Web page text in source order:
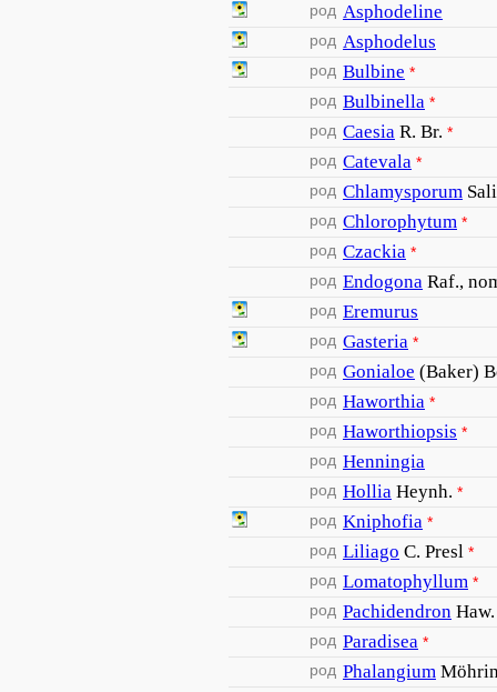
род Asphodeline
род Asphodelus
род Bulbine *
род Bulbinella *
род Caesia R. Br. *
род Catevala *
род Chlamysporum
род Chlorophytum *
род Czackia *
род Endogona Raf.,
род Eremurus
род Gasteria *
род Gonialoe (Baker)
род Haworthia *
род Haworthiopsis *
род Henningia
род Hollia Heynh. *
род Kniphofia *
род Liliago C. Presl *
род Lomatophyllum *
род Pachidendron Haw.
род Paradisea *
род Phalangium